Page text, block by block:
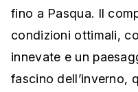
fino a Pasqua. Il
condizioni ottimali,
innevate e un
fascino dell’inverno,